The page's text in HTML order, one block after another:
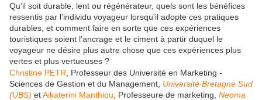
Qu’il soit durable, lent ou régénérateur, quels sont les bénéfices
ressentis par l’individu voyageur lorsqu’il adopte ces pratiques
durables, et comment faire en sorte que ces expériences
touristiques soient l’ancrage et le ciment à partir duquel le
voyageur ne désire plus autre chose que ces expériences plus
vertes et plus vertueuses ?
Christine PETR , Professeur des Université en Marketing -
Sciences de Gestion et du Management, Université Bretagne Sud
(UBS) etAikaterini Manthiou , Professeure de marketing, Neoma